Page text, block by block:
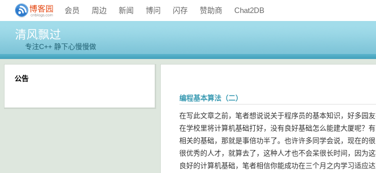
会员 周边 新闻 博问 闪存 赞助商 Chat2DB
清风飘过
专注C++ 静下心慢慢做
编程基本算法（二）
在写此文章之前，笔者想说说关于程序员的基本知识，好多园
在学校里将计算机基础打好，没有良好基础怎么能建大厦呢？
相关的基础，那就是事倍功半了。也许许多同学会说，现在的
很优秀的人才，就算去了，这种人才也不会呆很长时间，因为
良好的计算机基础，笔者相信你能成功在三个月之内学习适应达
公告